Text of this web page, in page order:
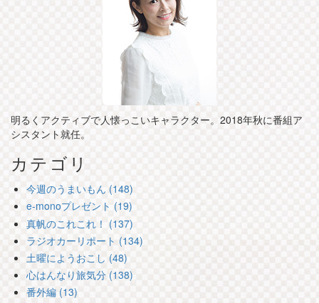
明るくアクティブで人懐っこいキャラクター。2018年秋に番組ア
シスタント就任。
カテゴリ
今週のうまいもん (148)
e-monoプレゼント (19)
真帆のこれこれ！ (137)
ラジオカーリポート (134)
土曜にようおこし (48)
心はんなり旅気分 (138)
番外編 (13)